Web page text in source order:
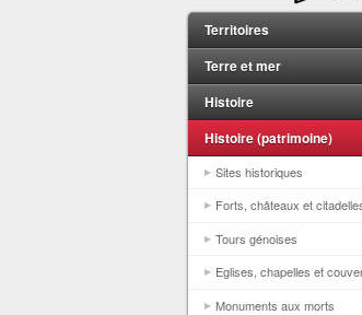
Territoires
Terre et mer
Histoire
Histoire (patrimoine)
Sites historiques
Forts, châteaux et
Tours génoises
Eglises, chapelles et
Monuments aux morts